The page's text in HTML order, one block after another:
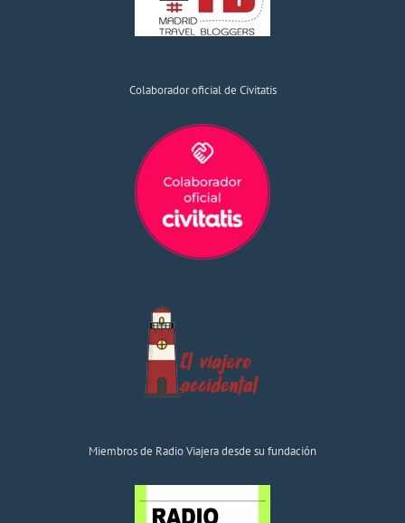
Colaborador oficial de Civitatis
Miembros de Radio Viajera desde su fundación